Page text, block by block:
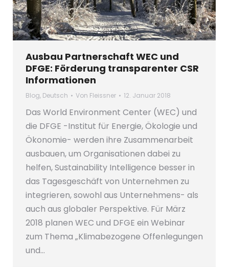
Ausbau Partnerschaft WEC und
DFGE: Förderung transparenter CSR
Informationen
Blog, Deutsch Von Fleissner 12. Januar 2018
Das World Environment Center (WEC) und
die DFGE -Institut für Energie, Ökologie und
Ökonomie- werden ihre Zusammenarbeit
ausbauen, um Organisationen dabei zu
helfen, Sustainability Intelligence besser in
das Tagesgeschäft von Unternehmen zu
integrieren, sowohl aus Unternehmens- als
auch aus globaler Perspektive. Für März
2018 planen WEC und DFGE ein Webinar
zum Thema „Klimabezogene Offenlegungen
und…